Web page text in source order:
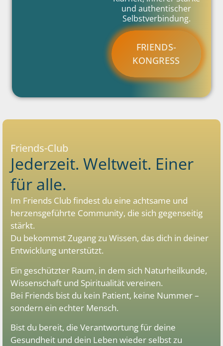
und authentischer
Selbstverbindung.
FRIENDS-
KONGRESS
Friends-Club
Jederzeit. Weltweit. Einer
für alle.
Im Friends Club findest du eine achtsame und
herzensgeführte Community, die sich gegenseitig
stärkt.
Du bekommst Zugang zu Wissen, das dich in deiner
Entwicklung unterstützt.
Ein geschützter Raum, in dem sich Naturheilkunde,
Wissenschaft und Spiritualität vereinen.
Bei Friends bist du kein Patient, keine Nummer –
sondern ein echter Mensch.
Bist du bereit, die Verantwortung für deine
Gesundheit und dein Leben wieder selbst zu